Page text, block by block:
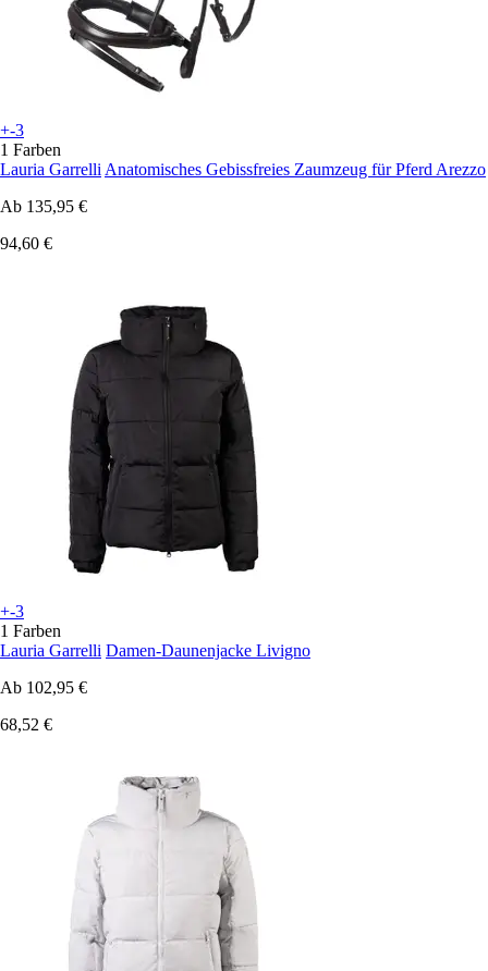
+-3
1 Farben
Lauria Garrelli Anatomisches Gebissfreies Zaumzeug für Pferd Arezzo
Ab 135,95 €
94,60 €
+-3
1 Farben
Lauria Garrelli Damen-Daunenjacke Livigno
Ab 102,95 €
68,52 €